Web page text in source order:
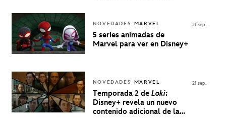
NOVEDADES MARVEL
5 series animadas de
Marvel para ver en Disney+
21 sep.
NOVEDADES MARVEL
Temporada 2 de Loki:
Disney+ revela un nuevo
contenido adicional de la
21 sep.